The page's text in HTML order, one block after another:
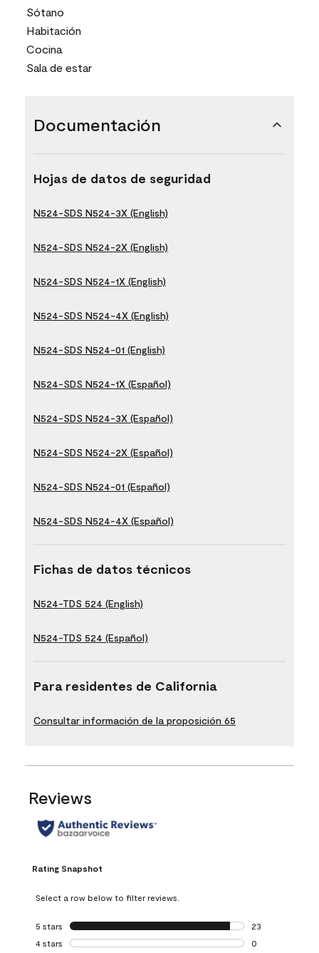
Sótano
Habitación
Cocina
Sala de estar
Documentación
Hojas de datos de seguridad
N524-SDS N524-3X (English)
N524-SDS N524-2X (English)
N524-SDS N524-1X (English)
N524-SDS N524-4X (English)
N524-SDS N524-01 (English)
N524-SDS N524-1X (Español)
N524-SDS N524-3X (Español)
N524-SDS N524-2X (Español)
N524-SDS N524-01 (Español)
N524-SDS N524-4X (Español)
Fichas de datos técnicos
N524-TDS 524 (English)
N524-TDS 524 (Español)
Para residentes de California
Consultar información de la proposición 65
Reviews
Rating Snapshot
Select a row below to filter reviews.
5 stars stars
23
23 reviews with
4 stars stars
0